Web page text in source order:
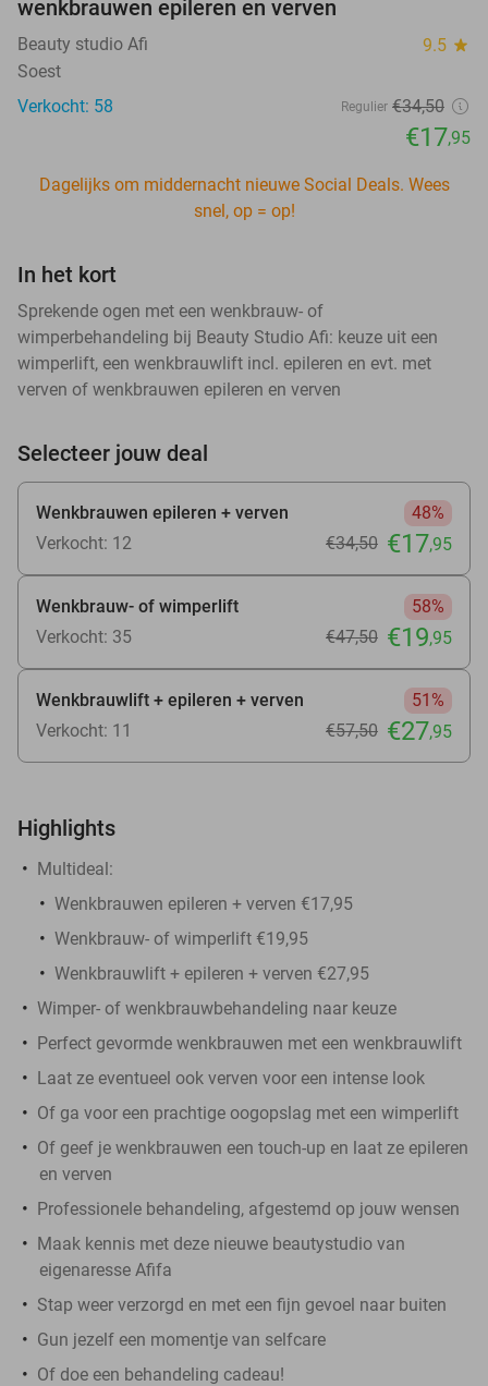
wenkbrauwen epileren en verven
Beauty studio Afi 9.5 star
Soest
Verkocht: 58
Regulier €34,50
€17,95
Dagelijks om middernacht nieuwe Social Deals. Wees
snel, op = op!
In het kort
Sprekende ogen met een wenkbrauw- of
wimperbehandeling bij Beauty Studio Afi: keuze uit een
wimperlift, een wenkbrauwlift incl. epileren en evt. met
verven of wenkbrauwen epileren en verven
Selecteer jouw deal
Wenkbrauwen epileren + verven
48%
Verkocht: 12
€34,50 €17,95
Wenkbrauw- of wimperlift
58%
Verkocht: 35
€47,50 €19,95
Wenkbrauwlift + epileren + verven
51%
Verkocht: 11
€57,50 €27,95
Highlights
Multideal:
Wenkbrauwen epileren + verven €17,95
Wenkbrauw- of wimperlift €19,95
Wenkbrauwlift + epileren + verven €27,95
Wimper- of wenkbrauwbehandeling naar keuze
Perfect gevormde wenkbrauwen met een wenkbrauwlift
Laat ze eventueel ook verven voor een intense look
Of ga voor een prachtige oogopslag met een wimperlift
Of geef je wenkbrauwen een touch-up en laat ze epileren
en verven
Professionele behandeling, afgestemd op jouw wensen
Maak kennis met deze nieuwe beautystudio van
eigenaresse Afifa
Stap weer verzorgd en met een fijn gevoel naar buiten
Gun jezelf een momentje van selfcare
Of doe een behandeling cadeau!